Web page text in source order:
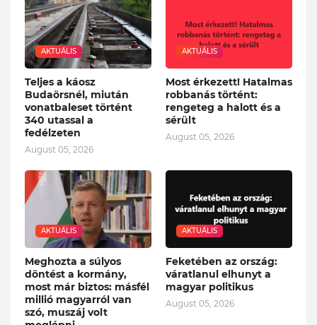
AKTUÁLIS
Teljes a káosz
Budaörsnél, miután
vonatbaleset történt
340 utassal a
fedélzeten
August 05, 2026
AKTUÁLIS
Most érkezett! Hatalmas
robbanás történt:
rengeteg a halott és a
sérült
August 05, 2026
AKTUÁLIS
Meghozta a súlyos
döntést a kormány,
most már biztos: másfél
millió magyarról van
szó, muszáj volt
AKTUÁLIS
Feketében az ország:
váratlanul elhunyt a
magyar politikus
August 05, 2026